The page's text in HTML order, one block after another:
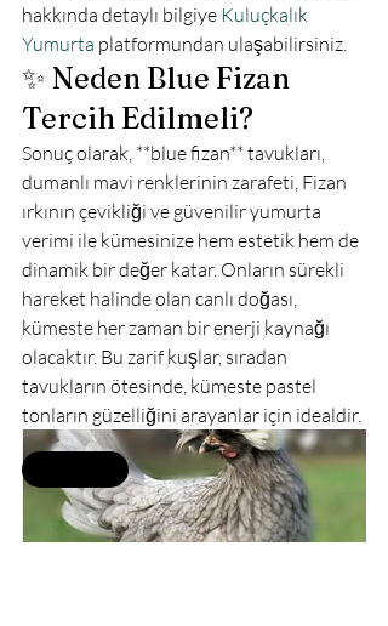
hakkında detaylı bilgiye Kuluçkalık
Yumurta platformundan ulaşabilirsiniz.
✨ Neden Blue Fizan
Tercih Edilmeli?
Sonuç olarak, **blue fizan** tavukları,
dumanlı mavi renklerinin zarafeti, Fizan
ırkının çevikliği ve güvenilir yumurta
verimi ile kümesinize hem estetik hem de
dinamik bir değer katar. Onların sürekli
hareket halinde olan canlı doğası,
kümeste her zaman bir enerji kaynağı
olacaktır. Bu zarif kuşlar, sıradan
tavukların ötesinde, kümeste pastel
tonların güzelliğini arayanlar için idealdir.